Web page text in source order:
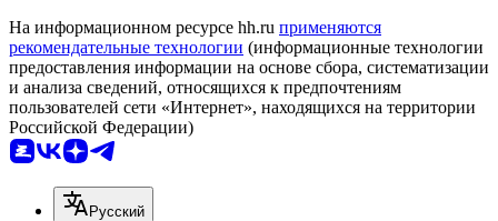
На информационном ресурсе hh.ru применяются
рекомендательные технологии (информационные технологии
предоставления информации на основе сбора, систематизации
и анализа сведений, относящихся к предпочтениям
пользователей сети «Интернет», находящихся на территории
Российской Федерации)
Русский